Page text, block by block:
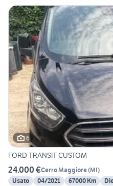
6
FORD TRANSIT CUSTOM
24.000 €Cerro Maggiore(MI)
Usato
04/2021 67000 Km